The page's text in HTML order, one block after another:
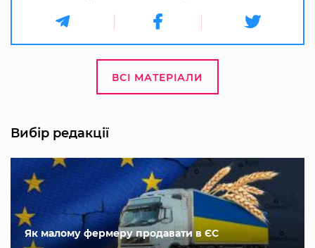
ВСІ МАТЕРІАЛИ
Вибір редакції
Як малому фермеру продавати в ЄС